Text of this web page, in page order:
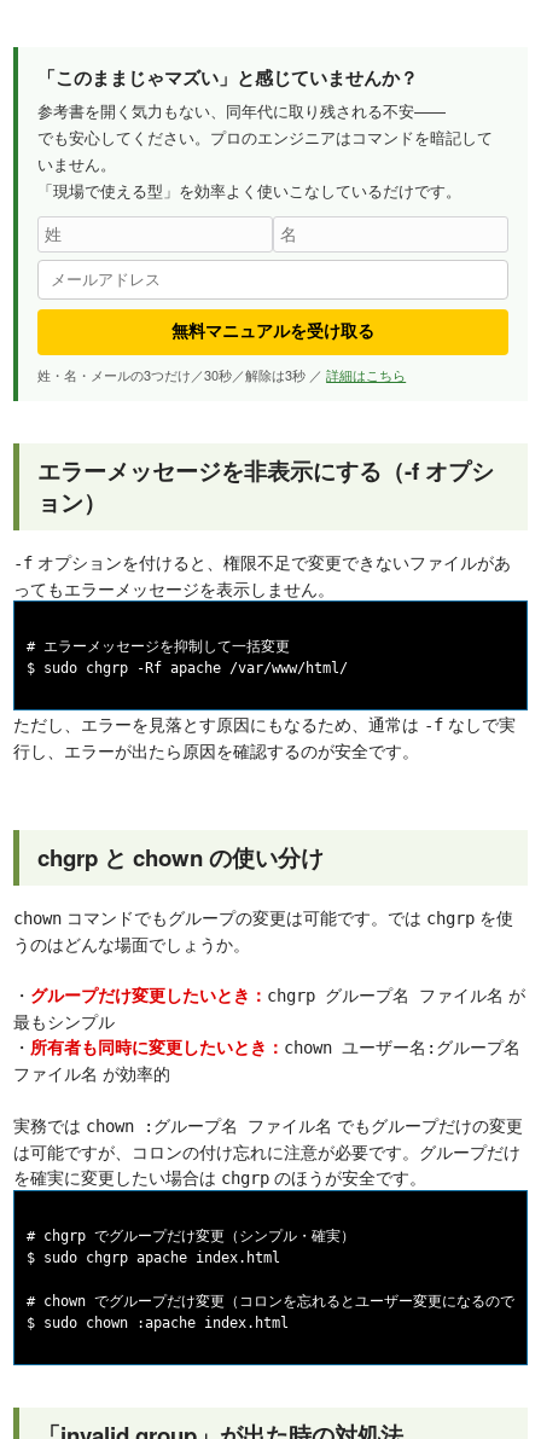
「このままじゃマズい」と感じていませんか？
参考書を開く気力もない、同年代に取り残される不安——
でも安心してください。プロのエンジニアはコマンドを暗記して
いません。
「現場で使える型」を効率よく使いこなしているだけです。
無料マニュアルを受け取る
姓・名・メールの3つだけ／30秒／解除は3秒 ／詳細はこちら
エラーメッセージを非表示にする（-f オプシ
ョン）
-f オプションを付けると、権限不足で変更できないファイルがあ
ってもエラーメッセージを表示しません。
# エラーメッセージを抑制して一括変更
ただし、エラーを見落とす原因にもなるため、通常は -f なしで実
行し、エラーが出たら原因を確認するのが安全です。
chgrp と chown の使い分け
chown コマンドでもグループの変更は可能です。では chgrp を使
うのはどんな場面でしょうか。
・ グループだけ変更したいとき： chgrp グループ名 ファイル名 が
最もシンプル
・ 所有者も同時に変更したいとき： chown ユーザー名:グループ名
ファイル名 が効率的
実務では chown :グループ名 ファイル名 でもグループだけの変更
は可能ですが、コロンの付け忘れに注意が必要です。グループだけ
を確実に変更したい場合は chgrp のほうが安全です。
# chgrp でグループだけ変更（シンプル・確実）
$ sudo chgrp apache index.html
# chown でグループだけ変更（コロンを忘れるとユーザー変更になるので注